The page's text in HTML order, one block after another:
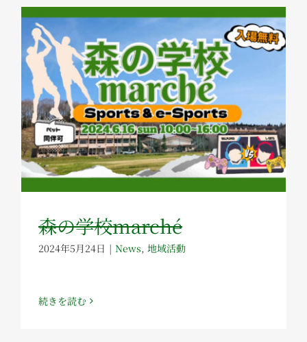
森の学校marché
2024年5月24日 | News, 地域活動
続きを読む